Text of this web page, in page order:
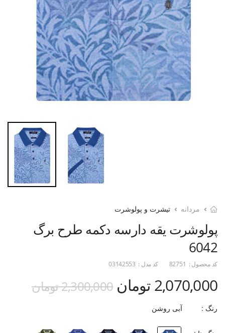
مردانه تیشرت و پولوشرت
پولوشرت یقه دارسه دکمه طرح برگ
6042
کد محصول : 82751 کد مدل : 03142553
2,070,000 تومان 2,300,000 تومان
رنگ : آبی روشن